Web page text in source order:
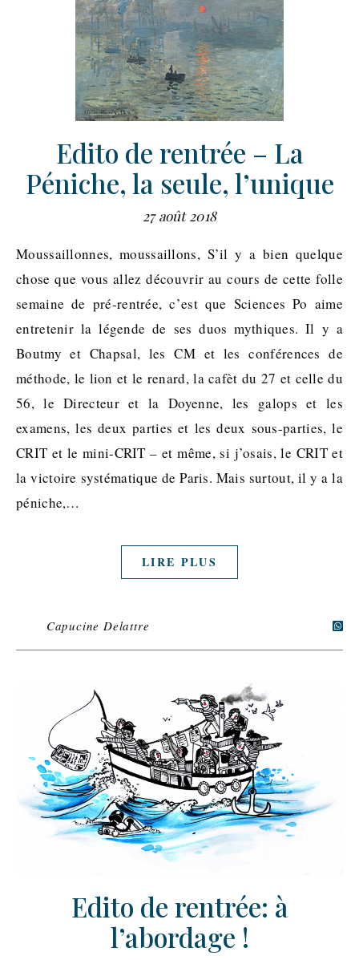
Edito de rentrée – La
Péniche, la seule, l’unique
27 août 2018
Moussaillonnes, moussaillons, S’il y a bien quelque
chose que vous allez découvrir au cours de cette folle
semaine de pré-rentrée, c’est que Sciences Po aime
entretenir la légende de ses duos mythiques. Il y a
Boutmy et Chapsal, les CM et les conférences de
méthode, le lion et le renard, la cafèt du 27 et celle du
56, le Directeur et la Doyenne, les galops et les
examens, les deux parties et les deux sous-parties, le
CRIT et le mini-CRIT – et même, si j’osais, le CRIT et
la victoire systématique de Paris. Mais surtout, il y a la
péniche,…
LIRE PLUS
Capucine Delattre
Edito de rentrée: à
l’abordage !